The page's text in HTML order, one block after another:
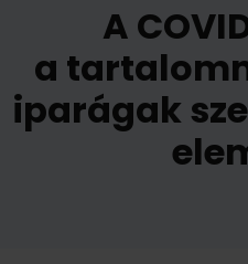
A
a
iparágak